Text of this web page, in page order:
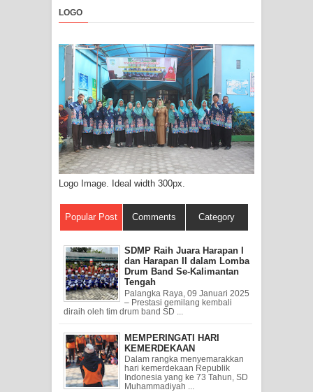
LOGO
Logo Image. Ideal width 300px.
Popular Post Comments Category
SDMP Raih Juara Harapan I
dan Harapan II dalam Lomba
Drum Band Se-Kalimantan
Tengah
Palangka Raya, 09 Januari 2025
– Prestasi gemilang kembali
diraih oleh tim drum band SD ...
MEMPERINGATI HARI
KEMERDEKAAN
Dalam rangka menyemarakkan
hari kemerdekaan Republik
Indonesia yang ke 73 Tahun, SD
Muhammadiyah ...